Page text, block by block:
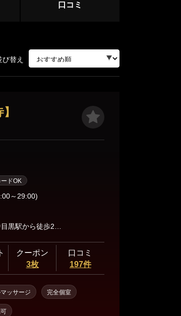
口コミ
び替え
ードOK
～29:00)
クーポン
3枚
口コミ
197件
ッサージ 完全個室
軒茶屋・自由が丘・二子玉川
形町・茅場町・門前仲町
田橋・神楽坂・水道橋